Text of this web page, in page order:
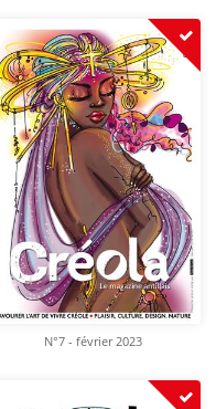
N°7 - février 2023